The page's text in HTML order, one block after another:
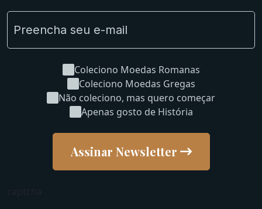
Coleciono Moedas Romanas
Coleciono Moedas Gregas
Não coleciono, mas quero começar
Apenas gosto de História
Assinar Newsletter